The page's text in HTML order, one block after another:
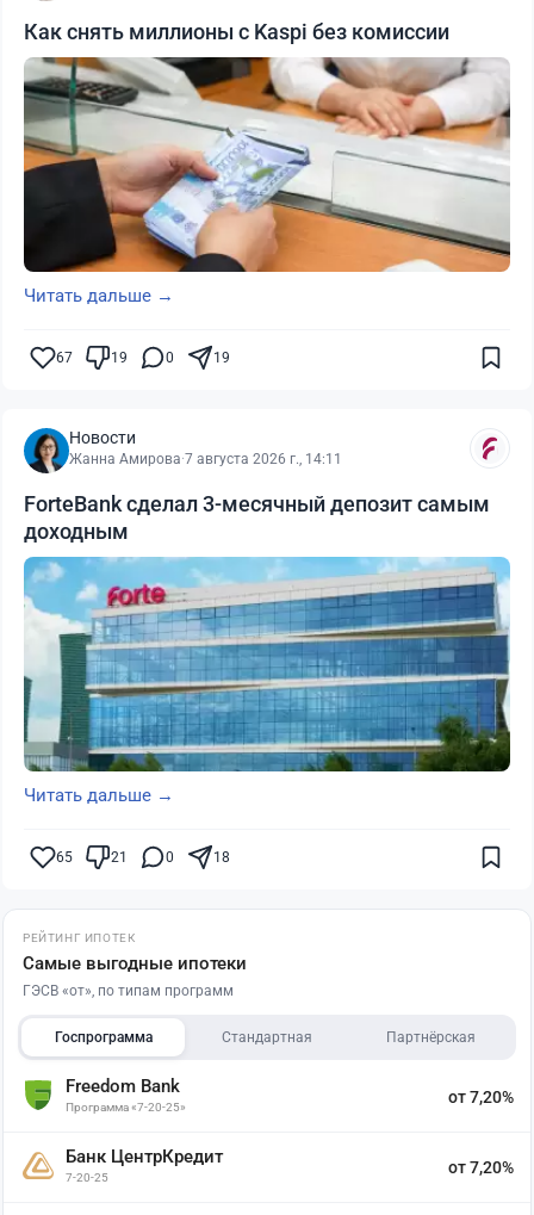
Как снять миллионы с Kaspi без комиссии
Читать дальше →
67 19 0 19
Новости
Жанна Амирова·7 августа 2026 г., 14:11
ForteBank сделал 3-месячный депозит самым
доходным
Читать дальше →
65 21 0 18
РЕЙТИНГ ИПОТЕК
Самые выгодные ипотеки
ГЭСВ «от», по типам программ
Госпрограмма Стандартная Партнёрская
Freedom Bank
Программа «7-20-25»
от 7,20%
Банк ЦентрКредит
7-20-25
от 7,20%